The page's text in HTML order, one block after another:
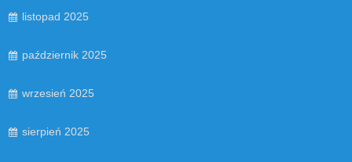
listopad 2025
październik 2025
wrzesień 2025
sierpień 2025